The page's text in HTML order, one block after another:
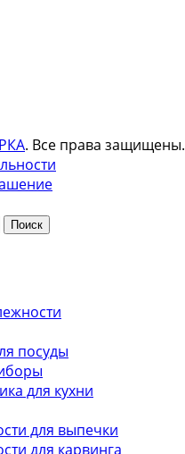
. Все права защищены.
Поиск
посуды
для кухни
для выпечки
для карвинга